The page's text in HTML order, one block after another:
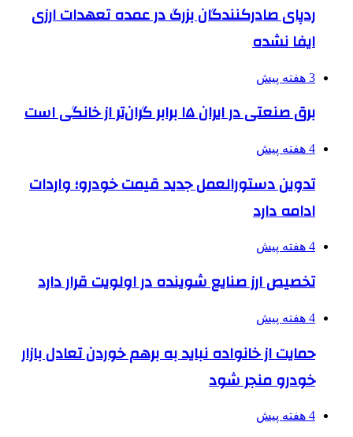
ردپای صادرکنندگان بزرگ در عمده تعهدات ارزی
ایفا نشده
3 هفته پیش
برق صنعتی در ایران ۱۵ برابر گران‌تر از خانگی است
4 هفته پیش
تدوین دستورالعمل جدید قیمت خودرو؛ واردات
ادامه دارد
4 هفته پیش
تخصیص ارز صنایع شوینده در اولویت قرار دارد
4 هفته پیش
حمایت از خانواده نباید به برهم خوردن تعادل بازار
خودرو منجر شود
4 هفته پیش